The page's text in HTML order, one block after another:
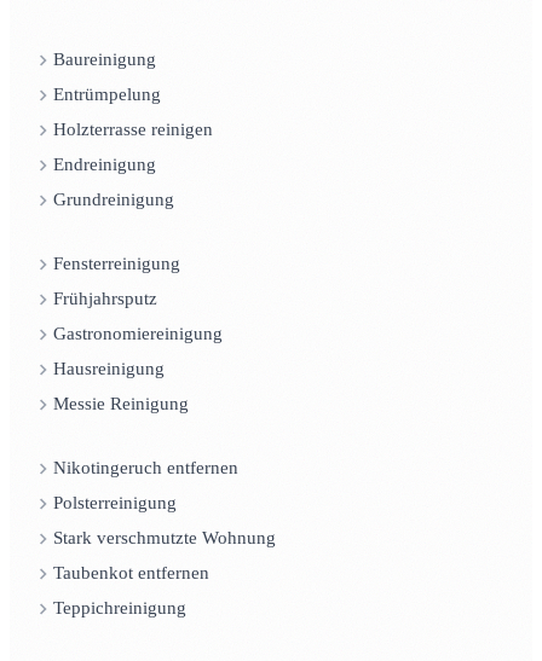
Baureinigung
Entrümpelung
Holzterrasse reinigen
Endreinigung
Grundreinigung
Fensterreinigung
Frühjahrsputz
Gastronomiereinigung
Hausreinigung
Messie Reinigung
Nikotingeruch entfernen
Polsterreinigung
Stark verschmutzte Wohnung
Taubenkot entfernen
Teppichreinigung